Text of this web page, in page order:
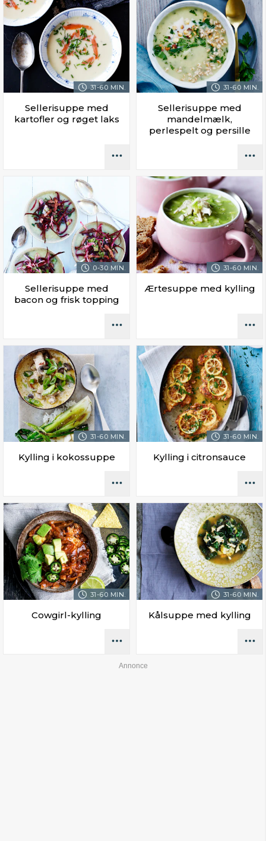
31-60 MIN.
Sellerisuppe med
kartofler og røget laks
31-60 MIN.
Sellerisuppe med
mandelmælk,
perlespelt og persille
0-30 MIN.
Sellerisuppe med
bacon og frisk topping
31-60 MIN.
Ærtesuppe med kylling
31-60 MIN.
Kylling i kokossuppe
31-60 MIN.
Kylling i citronsauce
31-60 MIN.
Cowgirl-kylling
31-60 MIN.
Kålsuppe med kylling